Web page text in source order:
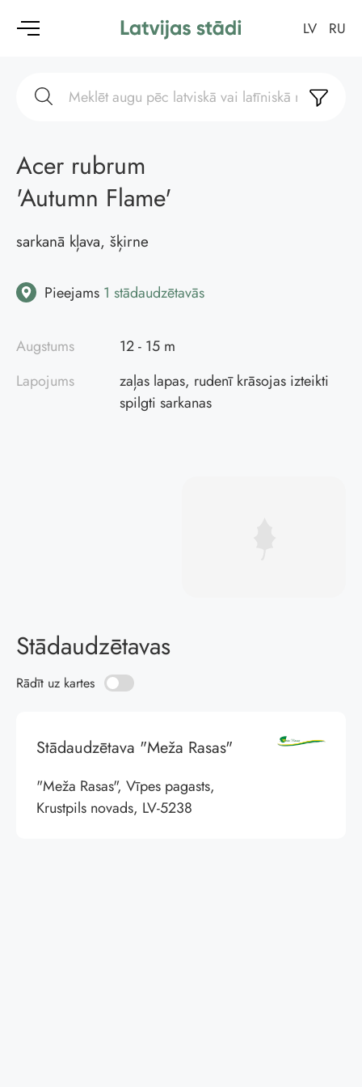
LV RU
Acer rubrum
'Autumn Flame'
sarkanā kļava, šķirne
Pieejams 1 stādaudzētavās
Augstums
12 - 15 m
Lapojums
zaļas lapas, rudenī krāsojas izteikti
spilgti sarkanas
Stādaudzētavas
Rādīt uz kartes
Stādaudzētava "Meža Rasas"
"Meža Rasas", Vīpes pagasts,
Krustpils novads, LV-5238